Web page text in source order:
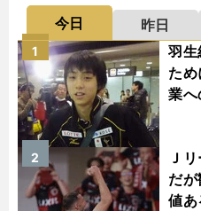
今日 昨日
羽生
た
業へ
1
Ｊ
だ
値あ
2